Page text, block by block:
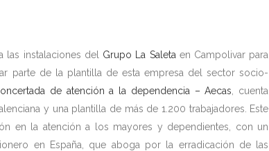
las instalaciones del Grupo La Saleta en Campolivar para
parte de la plantilla de esta empresa del sector socio-
de atención a la dependencia – Aecas , cuenta
y una plantilla de más de 1.200 trabajadores. Este
en la atención a los mayores y dependientes, con un
en España, que aboga por la erradicación de las